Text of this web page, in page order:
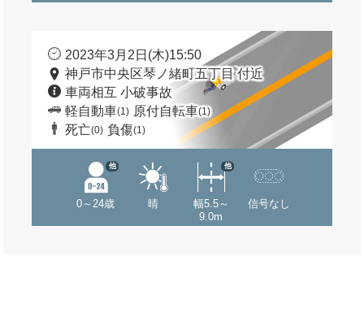
2023年3月2日(木)15:50
神戸市中央区琴ノ緒町五丁目 付近
車両相互 小破事故
軽自動車(1) 原付自転車(1)
死亡(0) 負傷(1)
0～24歳
他
晴
幅5.5～
9.0m
他
信号なし